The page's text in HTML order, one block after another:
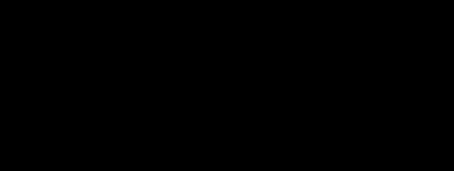
заказа к печати
могут связаться с Вами
телефону или email для